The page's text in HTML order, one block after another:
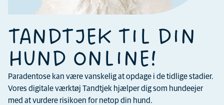
TANDTJEK TIL DIN
HUND ONLINE!
Paradentose kan være vanskelig at opdage i de tidlige stadier.
Vores digitale værktøj Tandtjek hjælper dig som hundeejer
med at vurdere risikoen for netop din hund.